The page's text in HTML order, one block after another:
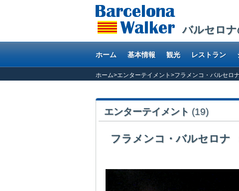
バルセロナ
ホーム 基本情報 観光 レストラン
ホーム>エンターテイメント >フラメンコ・バルセロ
エンターテイメント (19)
フラメンコ・バルセロナ